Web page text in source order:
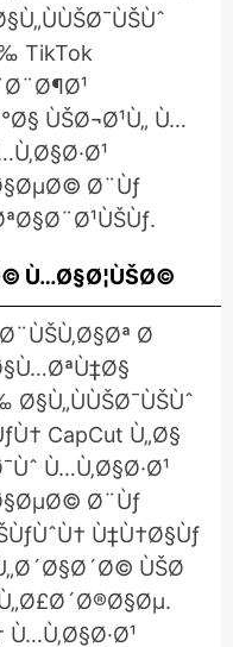
TikTok
ÙŠØ¬Ø¹Ù„ Ù…
Ø¨Ùƒ
Ù…Ø§Ø¦ÙŠØ©
Ø
CapCut Ù„Ø§
Ù…Ù‚Ø§Ø·Ø¹
Ø¨Ùƒ
Ù‡Ù†Ø§Ùƒ
ÙŠØ